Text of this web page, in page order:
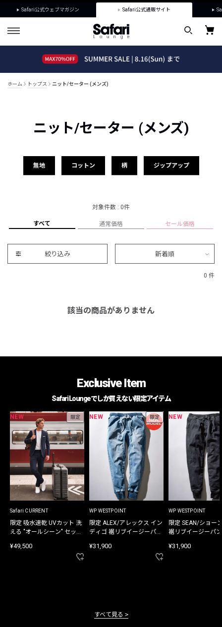
Safari公式ウェブマガジン Safari公式通販サイト
ホーム トップス ニット/セーター (メンズ)
ニット/セーター (メンズ)
無地 コットン 柄 ジップアップ
対象件数 : 0件
すべて 通常価格 セール価格
絞り込み 新着順
0 件
該当の商品がありません
Exclusive Item
Safari Loungeでしか買えない限定アイテム
NEW 限定
Safari CURRENT
限定 吸水速乾 UVカット 洗
える "オールシーン" セット
¥49,500
NEW 限定
WP WESTPOINT
限定 ALEX/アレックス イン
ディゴ 裾リブイージーパン
¥31,900
NEW
WP WESTPOINT
限定 SEAN/ショー
裾リブイージーパ
¥31,900
すべて見る